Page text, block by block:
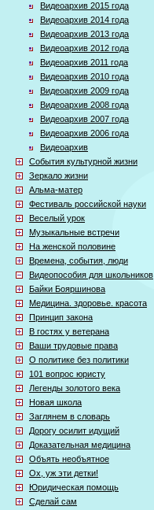
Видеоархив 2015 года
Видеоархив 2014 года
Видеоархив 2013 года
Видеоархив 2012 года
Видеоархив 2011 года
Видеоархив 2010 года
Видеоархив 2009 года
Видеоархив 2008 года
Видеоархив 2007 года
Видеоархив 2006 года
Видеоархив
События культурной жизни
Зеркало жизни
Альма-матер
Фестиваль российской науки
Веселый урок
Музыкальные встречи
На женской половине
Времена, события, люди
Видеопособия для школьников
Байки Бояршинова
Медицина. здоровье. красота
Принцип закона
В гостях у ветерана
Ваши трудовые права
О политике без политики
101 вопрос юристу
Легенды золотого века
Новая школа
Заглянем в словарь
Дорогу осилит идущий
Доказательная медицина
Объять необъятное
Ох, уж эти детки!
Юридическая помощь
Сделай сам